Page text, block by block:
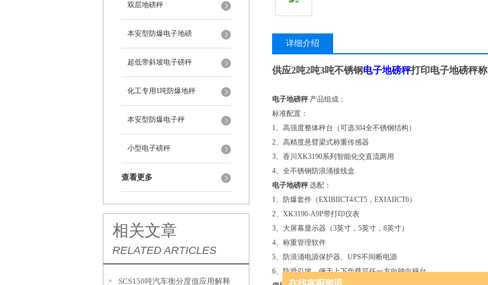
双层地磅秤
本安型防爆电子地磅
超低带斜坡电子磅秤
化工专用1吨防爆地秤
本安型防爆电子秤
小型电子磅秤
查看更多
相关文章
RELATED ARTICLES
SCS150吨汽车衡分度值应用解释
详细介绍
供应2吨2吨3吨不锈钢电子地磅秤打印电子地磅秤称
电子地磅秤 产品组成：
标准配置：
1、高强度整体秤台（可选304全不锈钢结构）
2、高精度悬臂梁式称重传感器
3、香川XK3190系列智能化交直流两用
4、全不锈钢防浪涌接线盒.
电子地磅秤选配：
1、防爆套件（EXIBIICT4/CT5，EXIAIICT6）
2、XK3190-A9P带打印仪表
3、大屏幕显示器（3英寸，5英寸，8英寸）
4、称重管理软件
5、防浪涌电源保护器、UPS不间断电源
6、防滑引坡，便于上下负载可任一方向驶向秤台